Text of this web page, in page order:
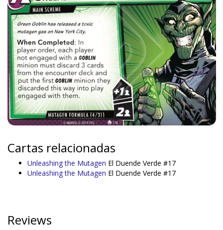
Cartas relacionadas
Unleashing the Mutagen El Duende Verde #17
Unleashing the Mutagen El Duende Verde #17
Reviews